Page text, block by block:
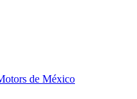
de México